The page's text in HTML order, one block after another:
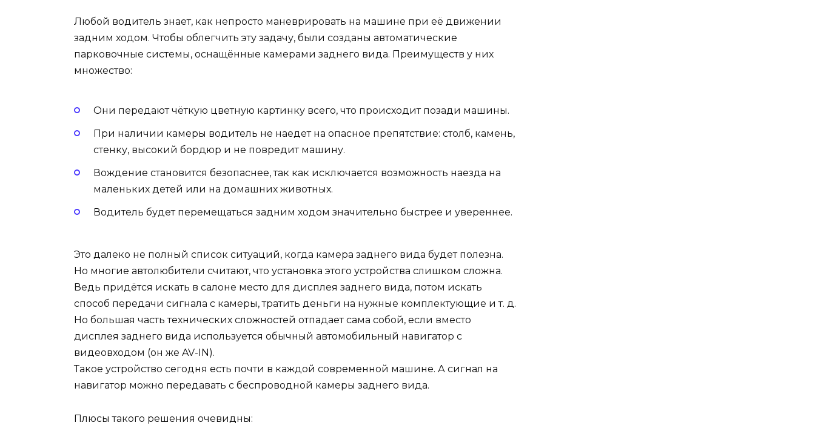
Любой водитель знает, как непросто маневрировать на машине при её движении
задним ходом. Чтобы облегчить эту задачу, были созданы автоматические
парковочные системы, оснащённые камерами заднего вида. Преимуществ у них
множество:
Они передают чёткую цветную картинку всего, что происходит позади машины.
При наличии камеры водитель не наедет на опасное препятствие: столб, камень,
стенку, высокий бордюр и не повредит машину.
Вождение становится безопаснее, так как исключается возможность наезда на
маленьких детей или на домашних животных.
Водитель будет перемещаться задним ходом значительно быстрее и увереннее.
Это далеко не полный список ситуаций, когда камера заднего вида будет полезна.
Но многие автолюбители считают, что установка этого устройства слишком сложна.
Ведь придётся искать в салоне место для дисплея заднего вида, потом искать
способ передачи сигнала с камеры, тратить деньги на нужные комплектующие и т. д.
Но большая часть технических сложностей отпадает сама собой, если вместо
дисплея заднего вида используется обычный автомобильный навигатор с
видеовходом (он же AV-IN).
Такое устройство сегодня есть почти в каждой современной машине. А сигнал на
навигатор можно передавать с беспроводной камеры заднего вида.
Плюсы такого решения очевидны: